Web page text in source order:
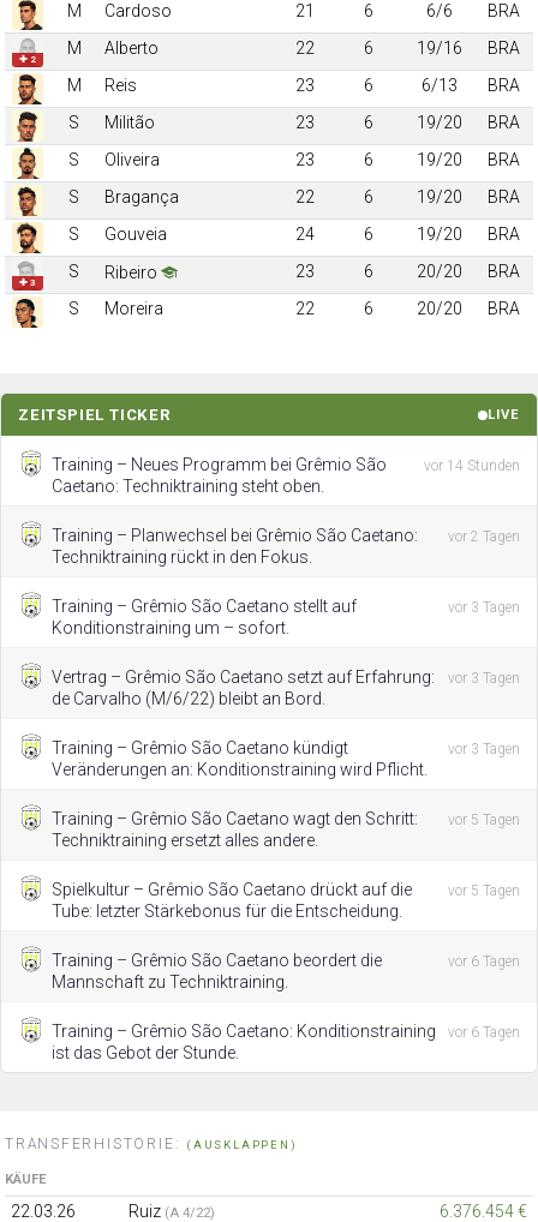
M
Cardoso 21 6 6/6 BRA
✚ 2
M Alberto 22 6 19/16
BRA
M
Reis 23 6 6/13
BRA
S
Militão 23 6 19/20
BRA
S
Oliveira 23 6 19/20
BRA
S
Bragança 22 6 19/20
BRA
S
Gouveia 24 6 19/20 BRA
✚ 3
S Ribeiro 23 6 20/20
BRA
S
Moreira 22 6 20/20 BRA
ZEITSPIEL TICKER LIVE
Training – Neues Programm bei Grêmio São
Caetano: Techniktraining steht oben.
vor 14 Stunden
Training – Planwechsel bei Grêmio São Caetano:
Techniktraining rückt in den Fokus.
vor 2 Tagen
Training – Grêmio São Caetano stellt auf
Konditionstraining um – sofort.
vor 3 Tagen
Vertrag – Grêmio São Caetano setzt auf Erfahrung:
de Carvalho (M/6/22) bleibt an Bord.
vor 3 Tagen
Training – Grêmio São Caetano kündigt
Veränderungen an: Konditionstraining wird Pflicht.
vor 3 Tagen
Training – Grêmio São Caetano wagt den Schritt:
Techniktraining ersetzt alles andere.
vor 5 Tagen
Spielkultur – Grêmio São Caetano drückt auf die
Tube: letzter Stärkebonus für die Entscheidung.
vor 5 Tagen
Training – Grêmio São Caetano beordert die
Mannschaft zu Techniktraining.
vor 6 Tagen
Training – Grêmio São Caetano: Konditionstraining
ist das Gebot der Stunde.
vor 6 Tagen
TRANSFERHISTORIE: (AUSKLAPPEN)
KÄUFE
22.03.26 Ruiz (A 4/22) 6.376.454 €